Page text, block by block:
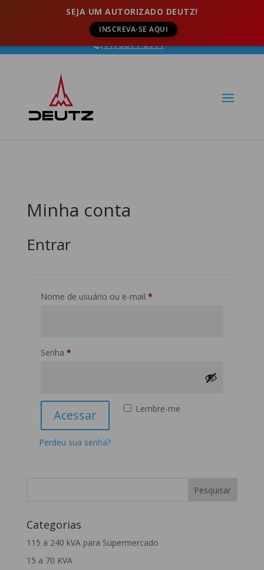
SEJA UM AUTORIZADO DEUTZ!
INSCREVA-SE AQUI
(11) 3611-0911
Minha conta
Entrar
Nome de usuário ou e-mail *Obrigatório
Senha *Obrigatório
Lembre-me
Acessar
Perdeu sua senha?
Categorias
115 a 240 kVA para Supermercado
15 a 70 KVA